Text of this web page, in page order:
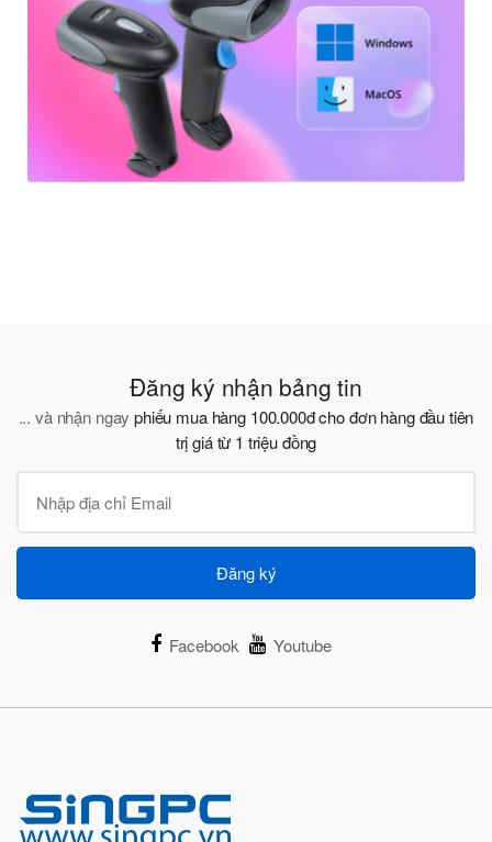
Đăng ký nhận bảng tin
... và nhận ngayphiếu mua hàng 100.000đ cho đơn hàng đầu tiên
trị giá từ 1 triệu đồng
Đăng ký
Facebook Youtube